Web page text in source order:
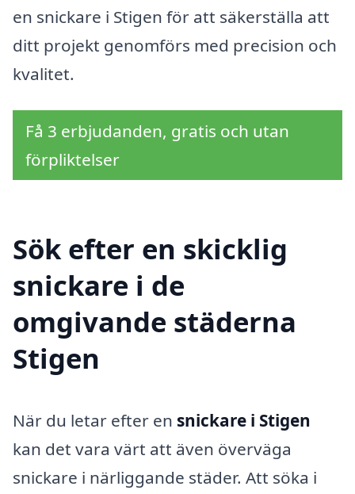
en snickare i Stigen för att säkerställa att
ditt projekt genomförs med precision och
kvalitet.
Få 3 erbjudanden, gratis och utan
förpliktelser
Sök efter en skicklig
snickare i de
omgivande städerna
Stigen
När du letar efter en snickare i Stigen
kan det vara värt att även överväga
snickare i närliggande städer. Att söka i